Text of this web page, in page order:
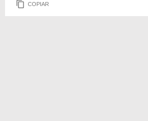
COPIAR